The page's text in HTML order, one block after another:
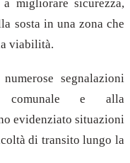
migliorare sicurezza,
sosta in una zona che
viabilità.
segnalazioni
comunale e alla
evidenziato situazioni
di transito lungo la